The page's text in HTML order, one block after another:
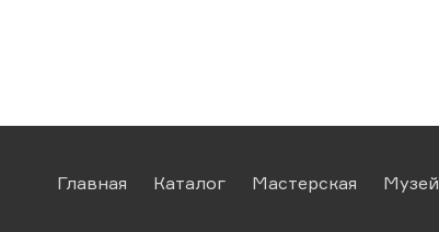
Главная Каталог Мастерская Музей